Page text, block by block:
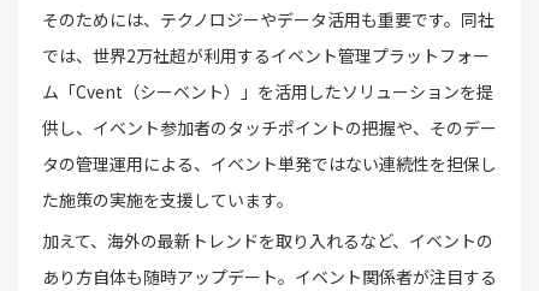
そのためには、テクノロジーやデータ活用も重要です。同社
では、世界2万社超が利用するイベント管理プラットフォー
ム「Cvent（シーベント）」を活用したソリューションを提
供し、イベント参加者のタッチポイントの把握や、そのデー
タの管理運用による、イベント単発ではない連続性を担保し
た施策の実施を支援しています。
加えて、海外の最新トレンドを取り入れるなど、イベントの
あり方自体も随時アップデート。イベント関係者が注目する